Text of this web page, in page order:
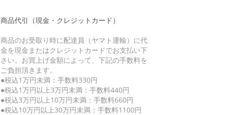
商品代引（現金・クレジットカード）
商品のお受取り時に配達員（ヤマト運輸）に代
金を現金またはクレジットカードでお支払い下
さい。お買上げ金額によって、下記の手数料を
ご負担頂きます。
●税込1万円未満：手数料330円
●税込1万円以上3万円未満：手数料440円
●税込3万円以上10万円未満：手数料660円
●税込10万円以上30万円未満：手数料1100円